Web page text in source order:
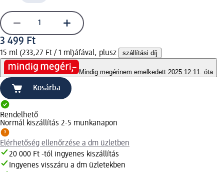
3 499 Ft
15 ml (233,27 Ft / 1 ml)áfával, plusz szállítási díj
Mindig megérinem emelkedett 2025.12.11. óta
Kosárba
Rendelhető
Normál kiszállítás 2-5 munkanapon
Elérhetőség ellenőrzése a dm üzletben
20 000 Ft -tól ingyenes kiszállítás
Ingyenes visszáru a dm üzletekben